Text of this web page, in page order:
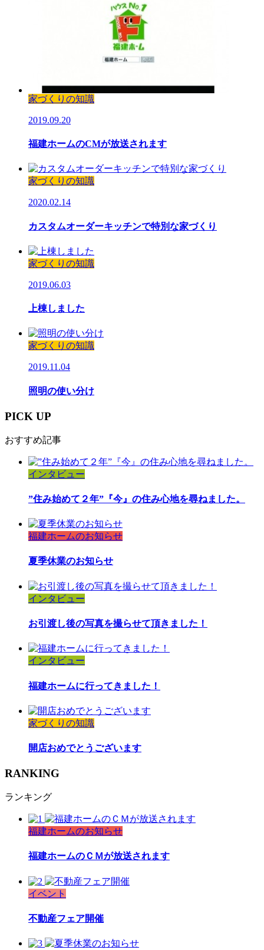
家づくりの知識
2019.09.20
福建ホームのCMが放送されます
家づくりの知識
2020.02.14
カスタムオーダーキッチンで特別な家づくり
家づくりの知識
2019.06.03
上棟しました
家づくりの知識
2019.11.04
照明の使い分け
PICK UP
おすすめ記事
インタビュー
”住み始めて２年”『今』の住み心地を尋ねました。
福建ホームのお知らせ
夏季休業のお知らせ
インタビュー
お引渡し後の写真を撮らせて頂きました！
インタビュー
福建ホームに行ってきました！
家づくりの知識
開店おめでとうございます
RANKING
ランキング
福建ホームのお知らせ
福建ホームのＣＭが放送されます
イベント
不動産フェア開催